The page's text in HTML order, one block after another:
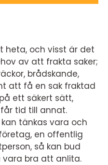
heta, och visst är det
av att frakta saker;
brådskande,
att få en sak fraktad
ett säkert sätt,
tid till annat.
tänkas vara och
en offentlig
så kan bud
bra att anlita.